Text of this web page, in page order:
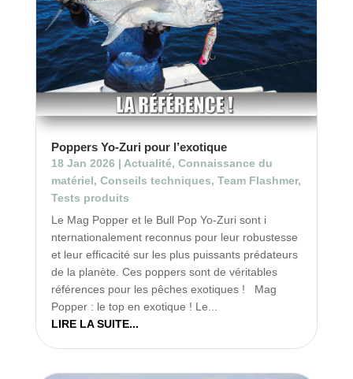
Poppers Yo-Zuri pour l’exotique
18 Jan 2026 | Actualité, Connaissance du
matériel, Conseils techniques, Team Flashmer,
Tests produits
Le Mag Popper et le Bull Pop Yo-Zuri sont i
nternationalement reconnus pour leur robustesse
et leur efficacité sur les plus puissants prédateurs
de la planète. Ces poppers sont de véritables
références pour les pêches exotiques ! Mag
Popper : le top en exotique ! Le...
LIRE LA SUITE...